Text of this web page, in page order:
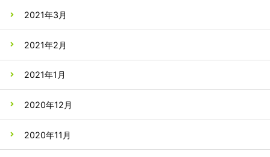
2021年3月
2021年2月
2021年1月
2020年12月
2020年11月